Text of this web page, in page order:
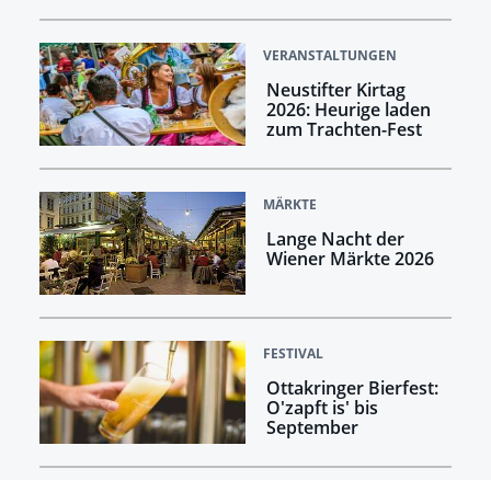
VERANSTALTUNGEN
Neustifter Kirtag
2026: Heurige laden
zum Trachten-Fest
MÄRKTE
Lange Nacht der
Wiener Märkte 2026
FESTIVAL
Ottakringer Bierfest:
O'zapft is' bis
September